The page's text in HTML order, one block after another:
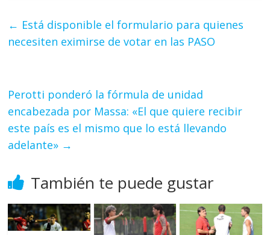
← Está disponible el formulario para quienes
necesiten eximirse de votar en las PASO
Perotti ponderó la fórmula de unidad
encabezada por Massa: «El que quiere recibir
este país es el mismo que lo está llevando
adelante» →
También te puede gustar